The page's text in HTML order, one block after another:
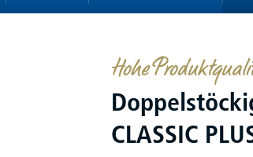
Hohe
CLASSIC